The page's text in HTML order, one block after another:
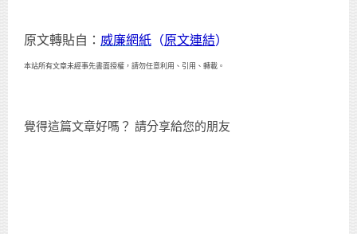
原文轉貼自： 威廉網紙 （原文連結）
本站所有文章未經事先書面授權，請勿任意利用、引用、轉載。
覺得這篇文章好嗎？ 請分享給您的朋友